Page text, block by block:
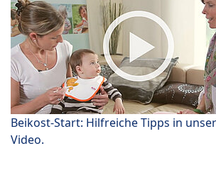
Beikost-Start: Hilfreiche Tipps in
Video.